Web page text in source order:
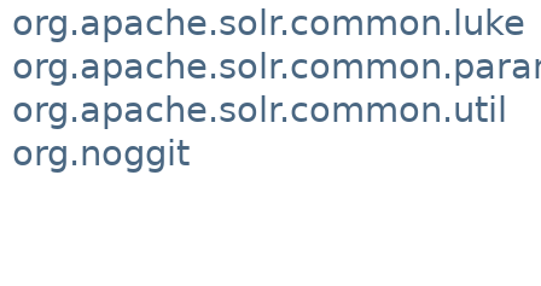
org.apache.solr.common.luke
org.apache.solr.common.util
org.noggit